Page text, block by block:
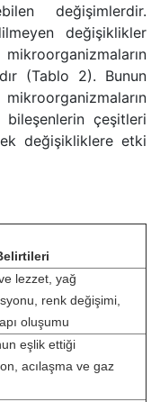
değişimlerdir.
değişiklikler
(Tablo 2). Bunun
bileşenlerin çeşitleri
değişikliklere etki
lezzet, yağ
renk değişimi,
oluşumu
eşlik ettiği
acılaşma ve gaz